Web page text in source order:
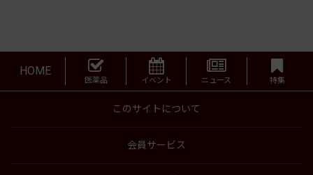
HOME
医薬品 イベント ニュース 特集
このサイトについて
会員サービス